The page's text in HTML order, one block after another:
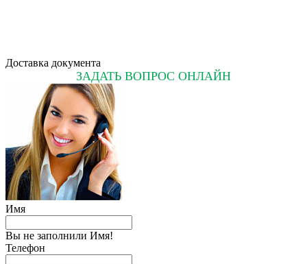
Доставка документа
ЗАДАТЬ ВОПРОС ОНЛАЙН
Имя
Вы не заполнили Имя!
Телефон